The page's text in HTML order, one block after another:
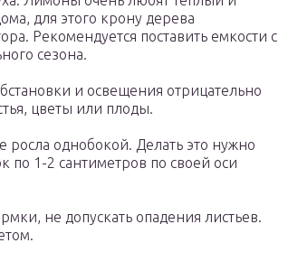
для этого крону дерева
Рекомендуется поставить емкости с
сезона.
и освещения отрицательно
цветы или плоды.
росла однобокой. Делать это нужно
по 1-2 сантиметров по своей оси
не допускать опадения листьев.